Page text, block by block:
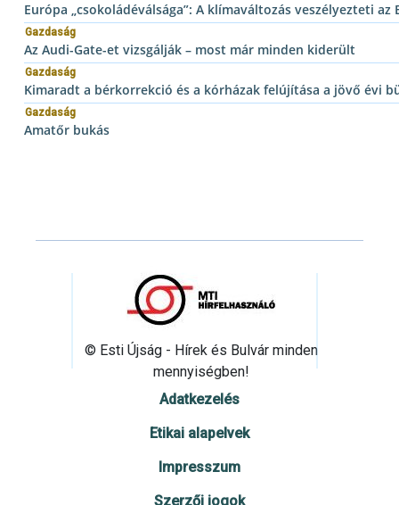
Európa „csokoládéválsága”: A klímaváltozás veszélyezteti
Gazdaság
Az Audi-Gate-et vizsgálják – most már minden kiderült
Gazdaság
Kimaradt a bérkorrekció és a kórházak felújítása a jövő évi
Gazdaság
Amatőr bukás
© Esti Újság - Hírek és Bulvár minden
mennyiségben!
Adatkezelés
Etikai alapelvek
Impresszum
Szerzői jogok